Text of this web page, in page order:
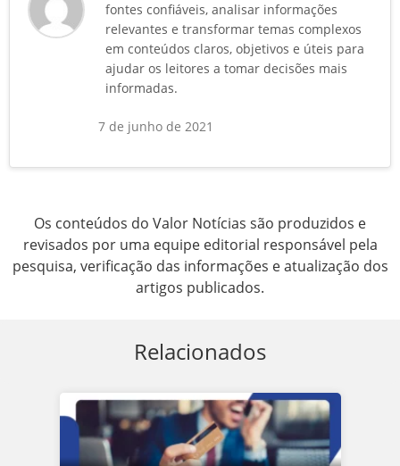
fontes confiáveis, analisar informações
relevantes e transformar temas complexos
em conteúdos claros, objetivos e úteis para
ajudar os leitores a tomar decisões mais
informadas.
7 de junho de 2021
Os conteúdos do Valor Notícias são produzidos e
revisados por uma equipe editorial responsável pela
pesquisa, verificação das informações e atualização dos
artigos publicados.
Relacionados